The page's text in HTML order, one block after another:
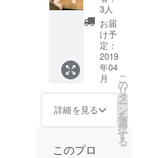
CAMPF
IREの
ユー
ザー名
を掲載
いたし
ます。
ご了承
くださ
3人
お届
け予
定：
2019
年04
月
詳細を見る
こ
の
リ
タ
ー
ン
を
選
択
す
る
このプロ